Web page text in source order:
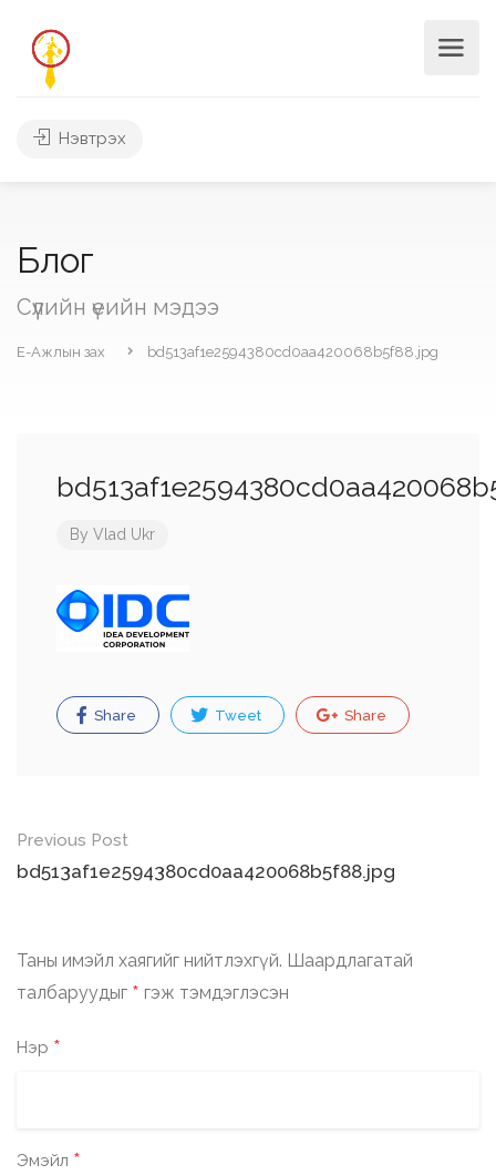
Нэвтрэх
Блог
Сүүлийн үеийн мэдээ
Е-Ажлын зах bd513af1e2594380cd0aa420068b5f88.jpg
By Vlad Ukr
Share Tweet Share
Post
navigation
Previous Post
bd513af1e2594380cd0aa420068b5f88.jpg
Таны имэйл хаягийг нийтлэхгүй. Шаардлагатай
талбаруудыг * гэж тэмдэглэсэн
Нэр *
Эмэйл *